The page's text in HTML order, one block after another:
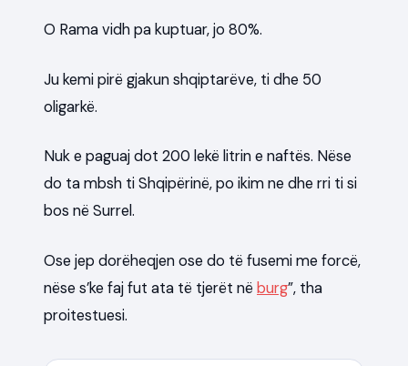
O Rama vidh pa kuptuar, jo 80%.
Ju kemi pirë gjakun shqiptarëve, ti dhe 50
oligarkë.
Nuk e paguaj dot 200 lekë litrin e naftës. Nëse
do ta mbsh ti Shqipërinë, po ikim ne dhe rri ti si
bos në Surrel.
Ose jep dorëheqjen ose do të fusemi me forcë,
nëse s’ke faj fut ata të tjerët në burg”, tha
proitestuesi.